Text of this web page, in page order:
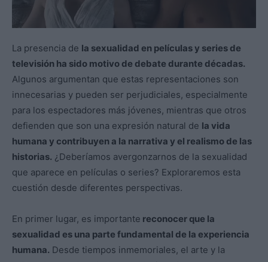
La presencia de la sexualidad en películas y series de
televisión ha sido motivo de debate durante décadas.
Algunos argumentan que estas representaciones son
innecesarias y pueden ser perjudiciales, especialmente
para los espectadores más jóvenes, mientras que otros
defienden que son una expresión natural de la vida
humana y contribuyen a la narrativa y el realismo de las
historias. ¿Deberíamos avergonzarnos de la sexualidad
que aparece en películas o series? Exploraremos esta
cuestión desde diferentes perspectivas.
En primer lugar, es importante reconocer que la
sexualidad es una parte fundamental de la experiencia
humana. Desde tiempos inmemoriales, el arte y la